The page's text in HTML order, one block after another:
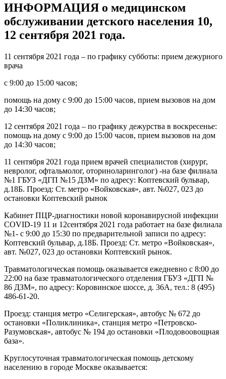
ИНФОРМАЦИЯ о медицинском
обслуживании детского населения 10,
12 сентября 2021 года.
11 сентября 2021 года – по графику субботы: прием дежурного
врача
с 9:00 до 15:00 часов;
помощь на дому с 9:00 до 15:00 часов, прием вызовов на дом
до 14:30 часов;
12 сентября 2021 года – по графику дежурства в воскресенье:
помощь на дому с 9:00 до 15:00 часов, прием вызовов на дом
до 14:30 часов;
11 сентября 2021 года прием врачей специалистов (хирург,
невролог, офтальмолог, оториноларинголог) -на базе филиала
№1 ГБУЗ «ДГП №15 ДЗМ» по адресу: Коптевский бульвар,
д.18Б. Проезд: Ст. метро «Войковская», авт. №027, 023 до
остановки Коптевский рынок
Кабинет ПЦР-диагностики новой коронавирусной инфекции
COVID-19 11 и 12сентября 2021 года работает на базе филиала
№1- с 9:00 до 15:30 по предварительной записи по адресу:
Коптевский бульвар, д.18Б. Проезд: Ст. метро «Войковская»,
авт. №027, 023 до остановки Коптевский рынок.
Травматологическая помощь оказывается ежедневно с 8:00 до
22:00 на базе травматологического отделения ГБУЗ «ДГП №
86 ДЗМ», по адресу: Коровинское шоссе, д. 36А, тел.: 8 (495)
486-61-20.
Проезд: станция метро «Селигерская», автобус № 672 до
остановки «Поликлиника», станция метро «Петровско-
Разумовская», автобус № 194 до остановки «Плодовоовощная
база».
Круглосуточная травматологическая помощь детскому
населению в городе Москве оказывается: